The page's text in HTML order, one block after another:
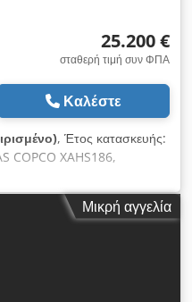
25.200 €
σταθερή τιμή συν ΦΠΑ
Καλέστε
, Έτος κατασκευής:
COPCO XAHS186,
συντηρημένο. Τεχνικά
10,50 m3/λεπτό· πίεση
2015· κινητήρας DEUTZ
Μικρή αγγελία